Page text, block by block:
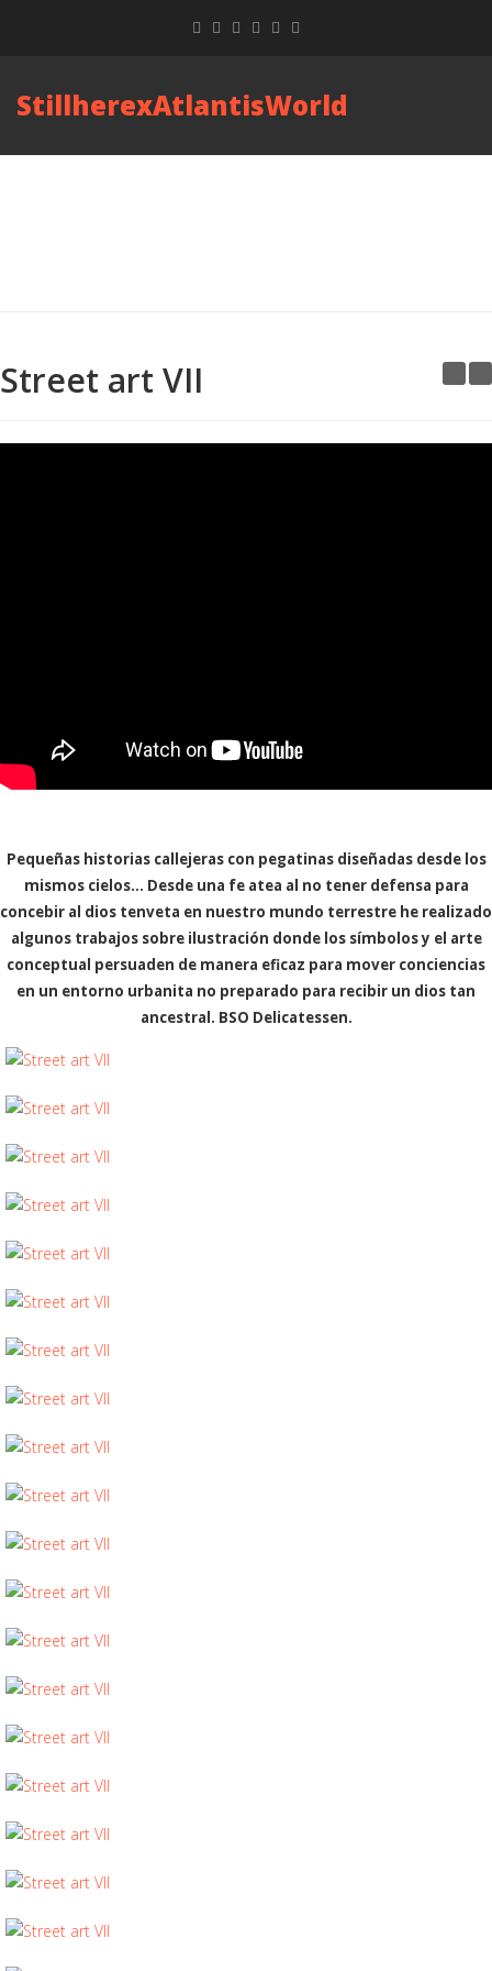
StillherexAtlantisWorld
Street art VII
Pequeñas historias callejeras con pegatinas diseñadas desde los
mismos cielos... Desde una fe atea al no tener defensa para
concebir al dios tenveta en nuestro mundo terrestre he realizado
algunos trabajos sobre ilustración donde los símbolos y el arte
conceptual persuaden de manera eficaz para mover conciencias
en un entorno urbanita no preparado para recibir un dios tan
ancestral. BSO Delicatessen.